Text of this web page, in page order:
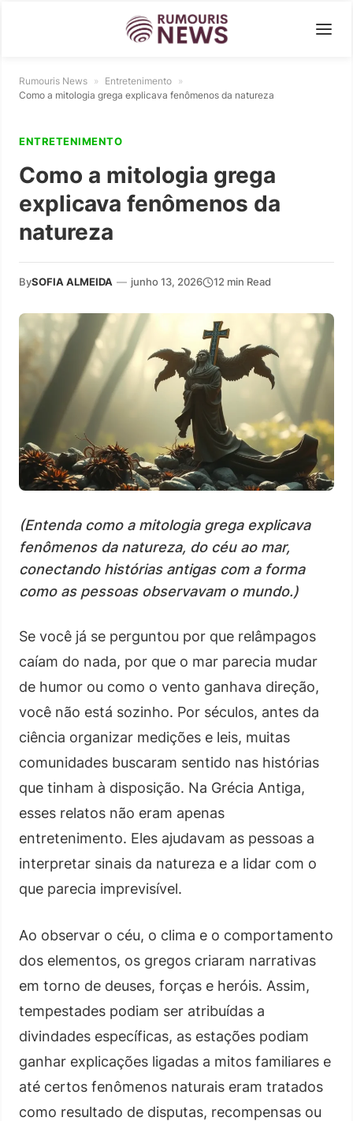
Rumouris News » Entretenimento »
Como a mitologia grega explicava fenômenos da natureza
ENTRETENIMENTO
Como a mitologia grega
explicava fenômenos da
natureza
BySOFIA ALMEIDA — junho 13, 2026 12 min Read
(Entenda como a mitologia grega explicava
fenômenos da natureza, do céu ao mar,
conectando histórias antigas com a forma
como as pessoas observavam o mundo.)
Se você já se perguntou por que relâmpagos
caíam do nada, por que o mar parecia mudar
de humor ou como o vento ganhava direção,
você não está sozinho. Por séculos, antes da
ciência organizar medições e leis, muitas
comunidades buscaram sentido nas histórias
que tinham à disposição. Na Grécia Antiga,
esses relatos não eram apenas
entretenimento. Eles ajudavam as pessoas a
interpretar sinais da natureza e a lidar com o
que parecia imprevisível.
Ao observar o céu, o clima e o comportamento
dos elementos, os gregos criaram narrativas
em torno de deuses, forças e heróis. Assim,
tempestades podiam ser atribuídas a
divindades específicas, as estações podiam
ganhar explicações ligadas a mitos familiares e
até certos fenômenos naturais eram tratados
como resultado de disputas, recompensas ou